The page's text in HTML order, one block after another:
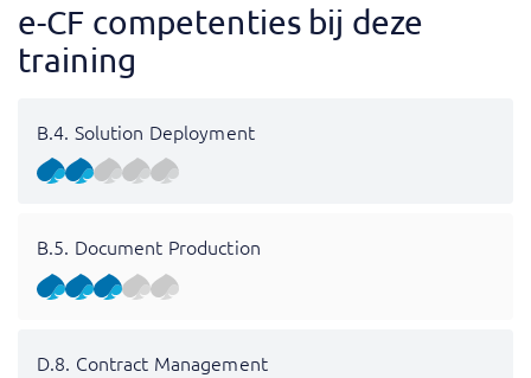
e-CF competenties bij deze
training
B.4. Solution Deployment
B.5. Document Production
D.8. Contract Management